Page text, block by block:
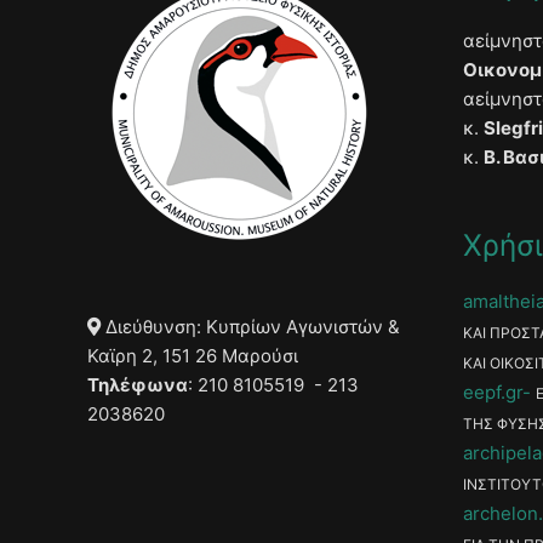
Διεύθυνση: Κυπρίων Αγωνιστών &
Καϊρη 2, 151 26 Μαρούσι
Τηλέφωνα: 210 8105519 - 213
2038620
κ.
κ. Β.
ΚΑΙ
ΚΑΙ
eepf.gr
ΤΗΣ